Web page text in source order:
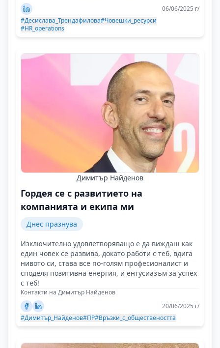
06/06/2025 г/
#Десислава_Трендафилова#Човешки_ресурси
#HR_operations
Димитър Найденов
Гордея се с развитието на
компанията и екипа ми
Днес празнува
Изключително удовлетворяващо е да виждаш как
един човек се развива, докато работи с теб, вдига
нивото си, става все по-голям професионалист и
споделя позитивна енергия, и ентусиазъм за успех
с теб!
Контакти на Димитър Найденов
20/06/2025 г/
#Димитър_Найденов#ПР#Връзки_с_обществеността